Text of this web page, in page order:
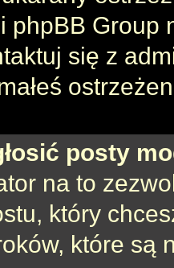
phpBB Group
się z
posty
na to
który
które są